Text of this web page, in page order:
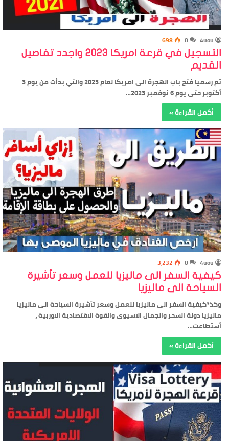
4uou
0
698
التسجيل في قرعة امريكا 2023 واجدد تفاصيل
القديم
تم رسميا فتح باب الهجرة الى امريكا لعام 2023 والتي بدأت من يوم 3
أكتوبر حتى يوم 6 نوفمبر 2023…
أكمل القراءة »
4uou
0 3٬232
كيفية السفر الى ماليزيا للعمل وسعر تأشيرة
السياحة الى ماليزيا
وكذ*كيفية السفر الى ماليزيا للعمل وسعر تأشيرة السياحة الى ماليزيا
ماليزيا دولة السحر والجمال الاسيوى والقوة الاقتصادية الاوربية ،
أستطاعت…
أكمل القراءة »